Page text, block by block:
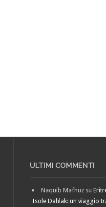
ULTIMI COMMENTI
Naquib Mafhuz su
Isole Dahlak: un viaggio